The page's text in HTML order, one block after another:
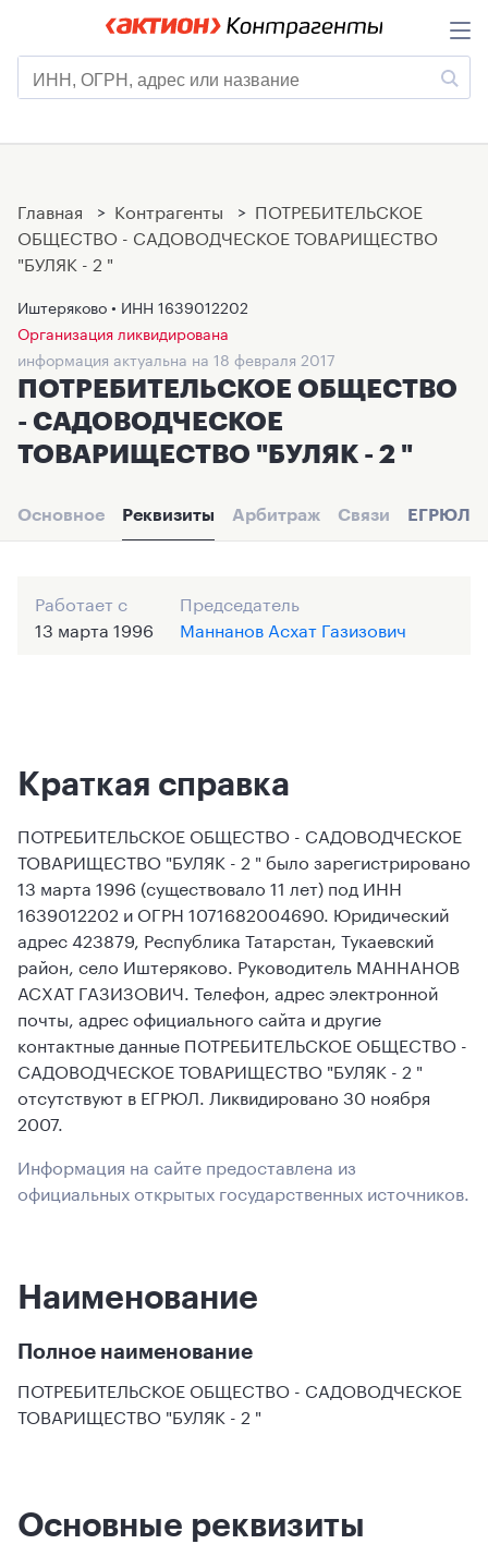
Главная > Контрагенты > ПОТРЕБИТЕЛЬСКОЕ
ОБЩЕСТВО - САДОВОДЧЕСКОЕ ТОВАРИЩЕСТВО
"БУЛЯК - 2 "
Иштеряково • ИНН 1639012202
Организация ликвидирована
информация актуальна на 18 февраля 2017
ПОТРЕБИТЕЛЬСКОЕ ОБЩЕСТВО
- САДОВОДЧЕСКОЕ
ТОВАРИЩЕСТВО "БУЛЯК - 2 "
Основное Реквизиты Арбитраж Связи ЕГРЮЛ
Работает с
13 марта 1996
Председатель
Маннанов Асхат Газизович
Краткая справка
ПОТРЕБИТЕЛЬСКОЕ ОБЩЕСТВО - САДОВОДЧЕСКОЕ
ТОВАРИЩЕСТВО "БУЛЯК - 2 " было зарегистрировано
13 марта 1996 (существовало 11 лет) под ИНН
1639012202 и ОГРН 1071682004690. Юридический
адрес 423879, Республика Татарстан, Тукаевский
район, село Иштеряково. Руководитель МАННАНОВ
АСХАТ ГАЗИЗОВИЧ. Телефон, адрес электронной
почты, адрес официального сайта и другие
контактные данные ПОТРЕБИТЕЛЬСКОЕ ОБЩЕСТВО -
САДОВОДЧЕСКОЕ ТОВАРИЩЕСТВО "БУЛЯК - 2 "
отсутствуют в ЕГРЮЛ. Ликвидировано 30 ноября
2007.
Информация на сайте предоставлена из
официальных открытых государственных источников.
Наименование
Полное наименование
ПОТРЕБИТЕЛЬСКОЕ ОБЩЕСТВО - САДОВОДЧЕСКОЕ
ТОВАРИЩЕСТВО "БУЛЯК - 2 "
Основные реквизиты